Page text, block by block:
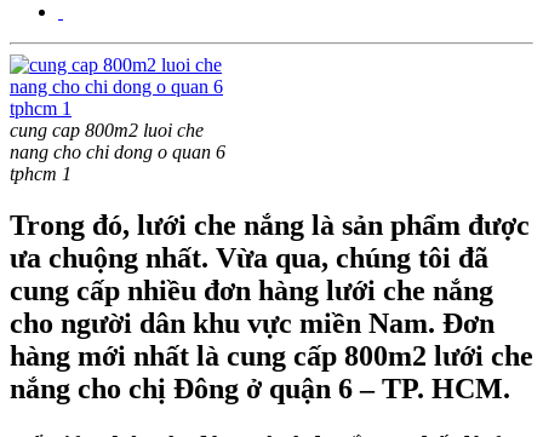
cung cap 800m2 luoi che
nang cho chi dong o quan 6
tphcm 1
Trong đó, lưới che nắng là sản phẩm được
ưa chuộng nhất. Vừa qua, chúng tôi đã
cung cấp nhiều đơn hàng lưới che nắng
cho người dân khu vực miền Nam. Đơn
hàng mới nhất là cung cấp 800m2 lưới che
nắng cho chị Đông ở quận 6 – TP. HCM.